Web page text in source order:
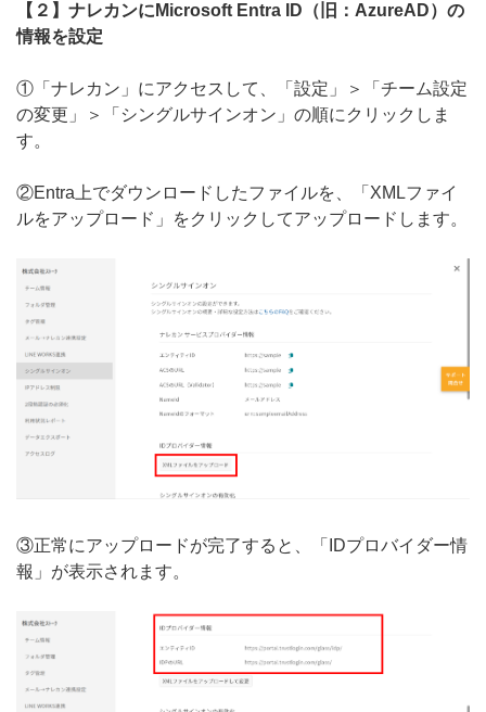
【２】ナレカンにMicrosoft Entra ID（旧：AzureAD）の
情報を設定
①「ナレカン」にアクセスして、「設定」＞「チーム設定
の変更」＞「シングルサインオン」の順にクリックしま
す。
②Entra上でダウンロードしたファイルを、「XMLファイ
ルをアップロード」をクリックしてアップロードします。
③正常にアップロードが完了すると、「IDプロバイダー情
報」が表示されます。